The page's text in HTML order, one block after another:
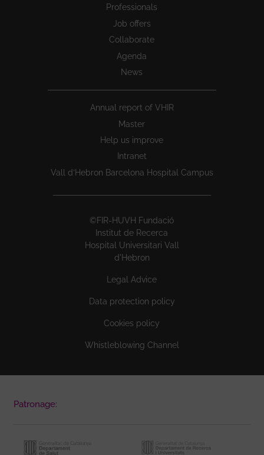
Professionals
Job offers
Collaborate
Agenda
News
Annual report of VHIR
Master
Help us improve
Intranet
Vall d’Hebron Barcelona Hospital Campus
©FIR-HUVH Fundació
Institut de Recerca
Hospital Universitari Vall
d'Hebron
Legal Advice
Data protection policy
Cookies policy
Whistleblowing Channel
Patronage: